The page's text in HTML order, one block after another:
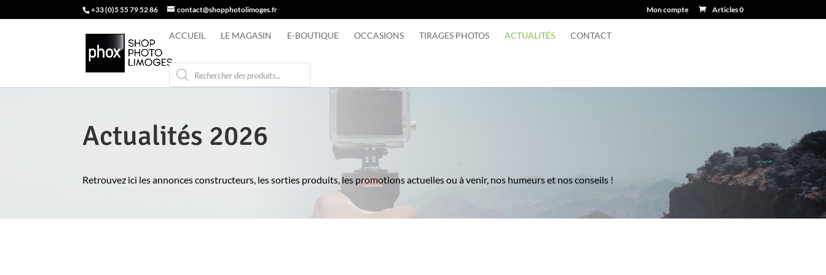
+33 (0)5 55 79 52 86 contact@shopphotolimoges.fr Mon compte Articles 0
ACCUEIL LE MAGASIN E-BOUTIQUE OCCASIONS TIRAGES PHOTOS ACTUALITÉS CONTACT
Recherche
de
produits
Actualités 2026
Retrouvez ici les annonces constructeurs, les sorties produits, les promotions actuelles ou à venir, nos humeurs et nos conseils !